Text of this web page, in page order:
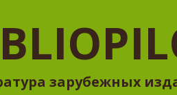
зарубежных